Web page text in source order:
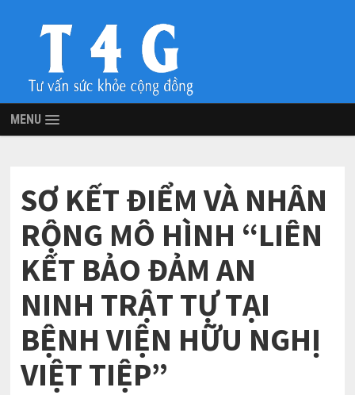
MENU
SƠ KẾT ĐIỂM VÀ NHÂN
RỘNG MÔ HÌNH “LIÊN
KẾT BẢO ĐẢM AN
NINH TRẬT TỰ TẠI
BỆNH VIỆN HỮU NGHỊ
VIỆT TIỆP”